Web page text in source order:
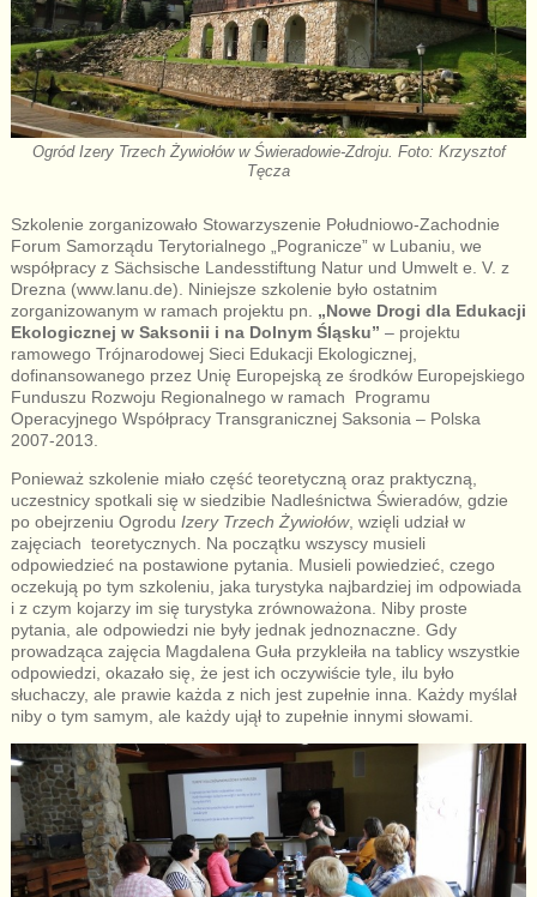
Ogród Izery Trzech Żywiołów w Świeradowie-Zdroju. Foto: Krzysztof
Tęcza
Szkolenie zorganizowało Stowarzyszenie Południowo-Zachodnie
Forum Samorządu Terytorialnego „Pogranicze” w Lubaniu, we
współpracy z Sächsische Landesstiftung Natur und Umwelt e. V. z
Drezna (www.lanu.de). Niniejsze szkolenie było ostatnim
zorganizowanym w ramach projektu pn.
„Nowe Drogi dla Edukacji
Ekologicznej w Saksonii i na Dolnym Śląsku” – projektu
ramowego Trójnarodowej Sieci Edukacji Ekologicznej,
dofinansowanego przez Unię Europejską ze środków Europejskiego
Funduszu Rozwoju Regionalnego w ramach Programu
Operacyjnego Współpracy Transgranicznej Saksonia – Polska
2007-2013.
Ponieważ szkolenie miało część teoretyczną oraz praktyczną,
uczestnicy spotkali się w siedzibie Nadleśnictwa Świeradów, gdzie
po obejrzeniu Ogrodu Izery Trzech Żywiołów, wzięli udział w
zajęciach teoretycznych. Na początku wszyscy musieli
odpowiedzieć na postawione pytania. Musieli powiedzieć, czego
oczekują po tym szkoleniu, jaka turystyka najbardziej im odpowiada
i z czym kojarzy im się turystyka zrównoważona. Niby proste
pytania, ale odpowiedzi nie były jednak jednoznaczne. Gdy
prowadząca zajęcia Magdalena Guła przykleiła na tablicy wszystkie
odpowiedzi, okazało się, że jest ich oczywiście tyle, ilu było
słuchaczy, ale prawie każda z nich jest zupełnie inna. Każdy myślał
niby o tym samym, ale każdy ujął to zupełnie innymi słowami.